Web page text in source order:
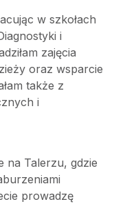
w szkołach
i
zajęcia
oraz wsparcie
także z
i
na Talerzu, gdzie
prowadzę